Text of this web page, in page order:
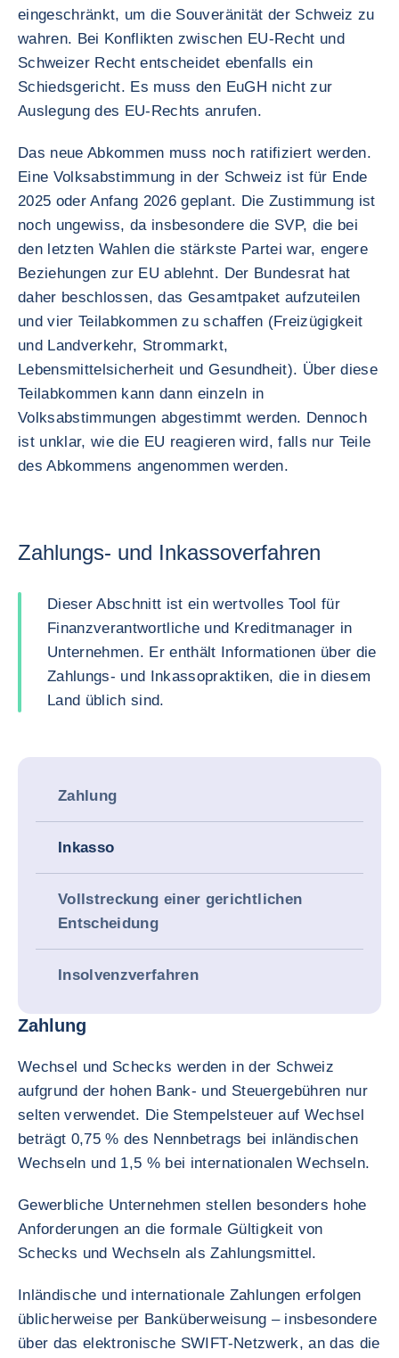
eingeschränkt, um die Souveränität der Schweiz zu
wahren. Bei Konflikten zwischen EU-Recht und
Schweizer Recht entscheidet ebenfalls ein
Schiedsgericht. Es muss den EuGH nicht zur
Auslegung des EU-Rechts anrufen.
Das neue Abkommen muss noch ratifiziert werden.
Eine Volksabstimmung in der Schweiz ist für Ende
2025 oder Anfang 2026 geplant. Die Zustimmung ist
noch ungewiss, da insbesondere die SVP, die bei
den letzten Wahlen die stärkste Partei war, engere
Beziehungen zur EU ablehnt. Der Bundesrat hat
daher beschlossen, das Gesamtpaket aufzuteilen
und vier Teilabkommen zu schaffen (Freizügigkeit
und Landverkehr, Strommarkt,
Lebensmittelsicherheit und Gesundheit). Über diese
Teilabkommen kann dann einzeln in
Volksabstimmungen abgestimmt werden. Dennoch
ist unklar, wie die EU reagieren wird, falls nur Teile
des Abkommens angenommen werden.
Zahlungs- und Inkassoverfahren
Dieser Abschnitt ist ein wertvolles Tool für
Finanzverantwortliche und Kreditmanager in
Unternehmen. Er enthält Informationen über die
Zahlungs- und Inkassopraktiken, die in diesem
Land üblich sind.
Zahlung
Inkasso
Vollstreckung einer gerichtlichen
Entscheidung
Insolvenzverfahren
Zahlung
Wechsel und Schecks werden in der Schweiz
aufgrund der hohen Bank- und Steuergebühren nur
selten verwendet. Die Stempelsteuer auf Wechsel
beträgt 0,75 % des Nennbetrags bei inländischen
Wechseln und 1,5 % bei internationalen Wechseln.
Gewerbliche Unternehmen stellen besonders hohe
Anforderungen an die formale Gültigkeit von
Schecks und Wechseln als Zahlungsmittel.
Inländische und internationale Zahlungen erfolgen
üblicherweise per Banküberweisung – insbesondere
über das elektronische SWIFT-Netzwerk, an das die